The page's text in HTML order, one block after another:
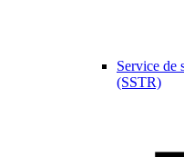
Service de
(SSTR)